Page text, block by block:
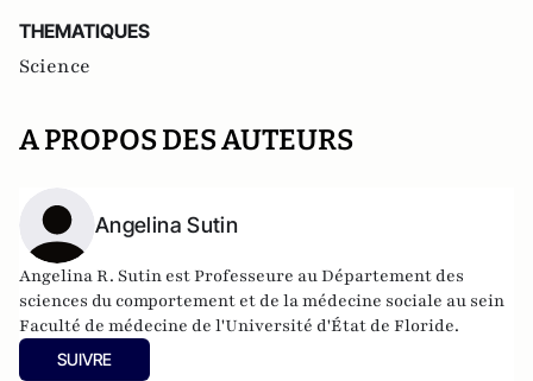
THEMATIQUES
Science
A PROPOS DES AUTEURS
Angelina Sutin
Angelina R. Sutin est Professeure au Département des
sciences du comportement et de la médecine sociale au sein
Faculté de médecine de l'Université d'État de Floride.
SUIVRE